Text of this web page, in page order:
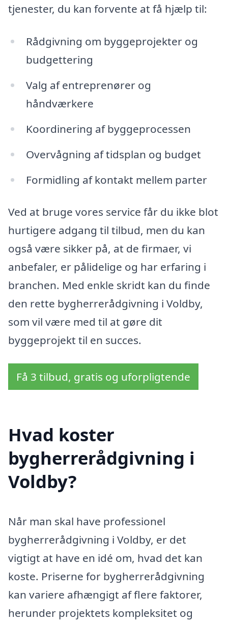
tjenester, du kan forvente at få hjælp til:
Rådgivning om byggeprojekter og
budgettering
Valg af entreprenører og
håndværkere
Koordinering af byggeprocessen
Overvågning af tidsplan og budget
Formidling af kontakt mellem parter
Ved at bruge vores service får du ikke blot
hurtigere adgang til tilbud, men du kan
også være sikker på, at de firmaer, vi
anbefaler, er pålidelige og har erfaring i
branchen. Med enkle skridt kan du finde
den rette bygherrerådgivning i Voldby,
som vil være med til at gøre dit
byggeprojekt til en succes.
Få 3 tilbud, gratis og uforpligtende
Hvad koster
bygherrerådgivning i
Voldby?
Når man skal have professionel
bygherrerådgivning i Voldby, er det
vigtigt at have en idé om, hvad det kan
koste. Priserne for bygherrerådgivning
kan variere afhængigt af flere faktorer,
herunder projektets kompleksitet og